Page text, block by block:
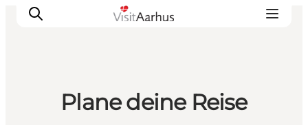
Sehen und erleben
Plane deine Reise